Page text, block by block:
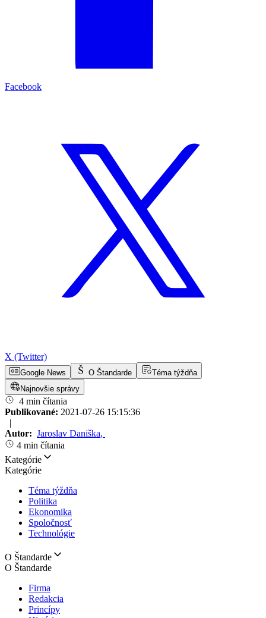
Facebook
X (Twitter)
Google News O Štandarde
Téma týždňa
Najnovšie správy
4 min čítania
Publikované: 2021-07-26 15:15:36
|
Autor: Jaroslav Daniška,
4 min čítania
Kategórie
Kategórie
Téma týždňa
Politika
Ekonomika
Spoločnosť
Technológie
O Štandarde
O Štandarde
Firma
Redakcia
Princípy